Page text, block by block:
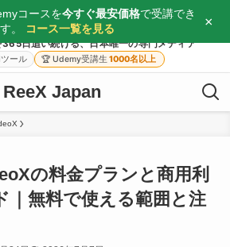
日追い続ける、日本唯一の専門メディア
ール 🏆 Udemy受講生 1000名以上
ReeX Japan
の料金プランと商用利
｜無料で使える範囲と注
コースを今すぐ最安価格で受講でき
。
コース一覧を見る ×